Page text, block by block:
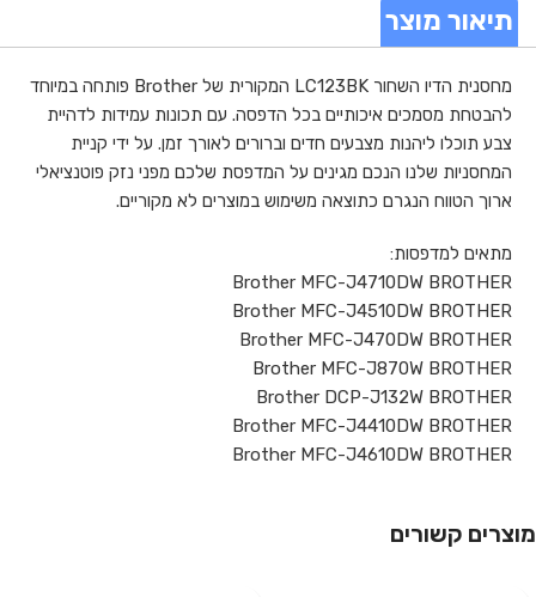
תיאור מוצר
מחסנית הדיו השחור LC123BK המקורית של Brother פותחה במיוחד
להבטחת מסמכים איכותיים בכל הדפסה. עם תכונות עמידות לדהיית
צבע תוכלו ליהנות מצבעים חדים וברורים לאורך זמן. על ידי קניית
המחסניות שלנו הנכם מגינים על המדפסת שלכם מפני נזק פוטנציאלי
ארוך הטווח הנגרם כתוצאה משימוש במוצרים לא מקוריים.
מתאים למדפסות:
Brother MFC-J4710DW BROTHER
Brother MFC-J4510DW BROTHER
Brother MFC-J470DW BROTHER
Brother MFC-J870W BROTHER
Brother DCP-J132W BROTHER
Brother MFC-J4410DW BROTHER
Brother MFC-J4610DW BROTHER
מוצרים קשורים